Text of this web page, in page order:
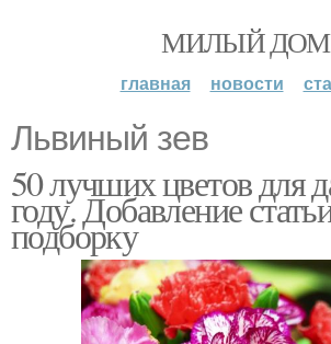
МИЛЫЙ ДОМ
главная новости
Львиный зев
50 лучших цветов для
году. Добавление
подборку